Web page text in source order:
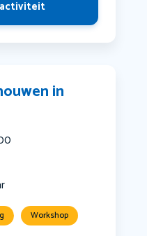
in
Workshop